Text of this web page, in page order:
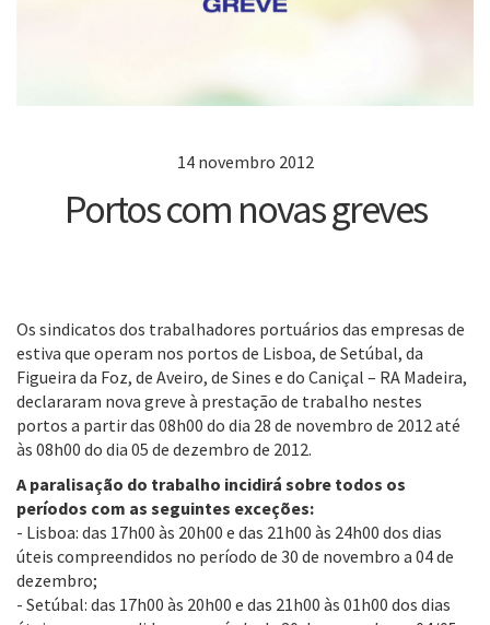
14 novembro 2012
Portos com novas greves
Os sindicatos dos trabalhadores portuários das empresas de
estiva que operam nos portos de Lisboa, de Setúbal, da
Figueira da Foz, de Aveiro, de Sines e do Caniçal – RA Madeira,
declararam nova greve à prestação de trabalho nestes
portos a partir das 08h00 do dia 28 de novembro de 2012 até
às 08h00 do dia 05 de dezembro de 2012.
A paralisação do trabalho incidirá sobre todos os
períodos com as seguintes exceções:
- Lisboa: das 17h00 às 20h00 e das 21h00 às 24h00 dos dias
úteis compreendidos no período de 30 de novembro a 04 de
dezembro;
- Setúbal: das 17h00 às 20h00 e das 21h00 às 01h00 dos dias